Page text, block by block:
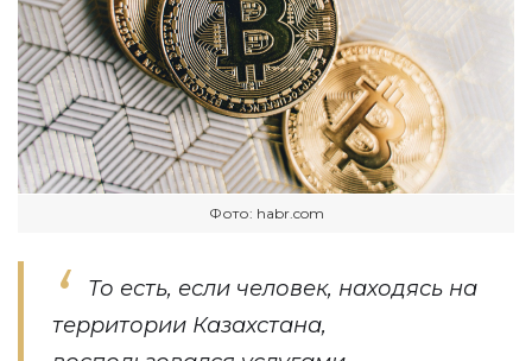
Фото: habr.com
То есть, если человек, находясь на
территории Казахстана,